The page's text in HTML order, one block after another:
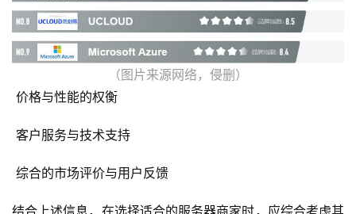
档
（图片来源网络，侵删）
价格与性能的权衡
客户服务与技术支持
综合的市场评价与用户反馈
结合上述信息，在选择适合的服务器商家时，应综合考虑其